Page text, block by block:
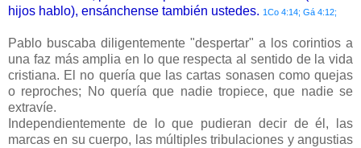
hijos hablo), ensánchense también ustedes. 1Co 4:14; Gá 4:12;
Pablo buscaba diligentemente "despertar" a los corintios a
una faz más amplia en lo que respecta al sentido de la vida
cristiana. El no quería que las cartas sonasen como quejas
o reproches; No quería que nadie tropiece, que nadie se
extravíe.
Independientemente de lo que pudieran decir de él, las
marcas en su cuerpo, las múltiples tribulaciones y angustias